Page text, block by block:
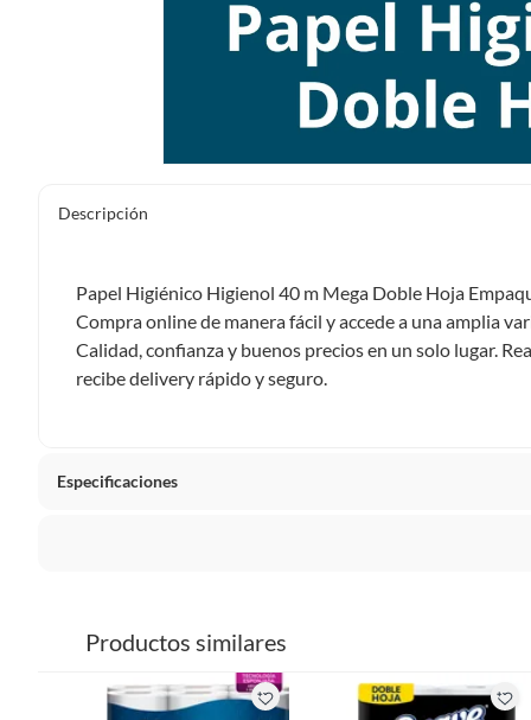
Descripción
Papel Higiénico Higienol 40 m Mega Doble Hoja
Compra online de manera fácil y accede a una amplia
Calidad, confianza y buenos precios en un solo lugar.
recibe delivery rápido y seguro.
Especificaciones
Metros 40 mts
pueden devolver ni cambiar. Conoce cuáles son:
Productos vendidos porFalabella, Tottus y otros
Productos similares